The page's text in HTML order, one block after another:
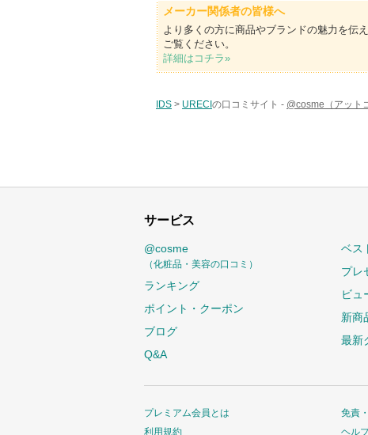
メーカー関係者の皆様へ
より多くの方に商品やブランドの魅力を伝
ご覧ください。
詳細はコチラ»
IDS > URECI の口コミサイト - @cosme（アット
サービス
@cosme
（化粧品・美容の口コミ）
ランキング
ポイント・クーポン
ブログ
Q&A
ベス
プレ
ビュ
新商
最新
プレミアム会員とは
利用規約
免責
ヘル